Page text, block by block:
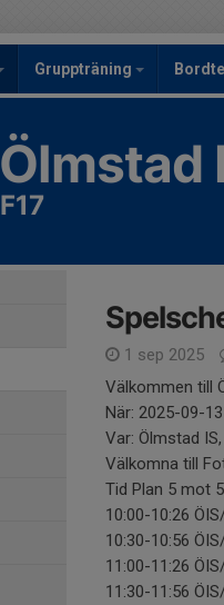
Gruppträning
Ölmstad
F17
1 sep 2025
Välkommen till
När: 2025-09-13
Var: Ölmstad
Välkomna till
Tid Plan 5 mot 5
10:00-10:26
10:30-10:56
11:00-11:26
11:30-11:56